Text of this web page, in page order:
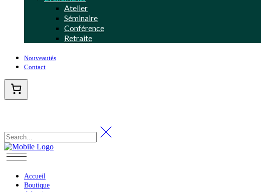
Atelier
Séminaire
Conférence
Retraite
Nouveautés
Contact
Accueil
Boutique